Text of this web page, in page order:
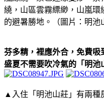
繞，山區雲霧縹緲，山嵐環
的避暑勝地。（圖片：明池
芬多精，裡應外合，免費吸
盛夏不需要吹冷氣的「明池
▲入住「明池山莊」有兩種